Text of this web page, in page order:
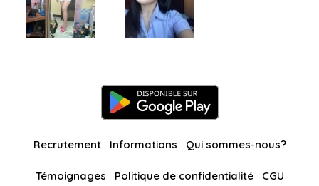
Recrutement Informations Qui sommes-nous?
Témoignages Politique de confidentialité CGU